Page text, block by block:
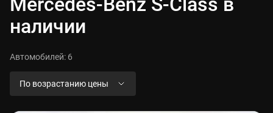
наличии
Автомобилей: 6
По возрастанию цены